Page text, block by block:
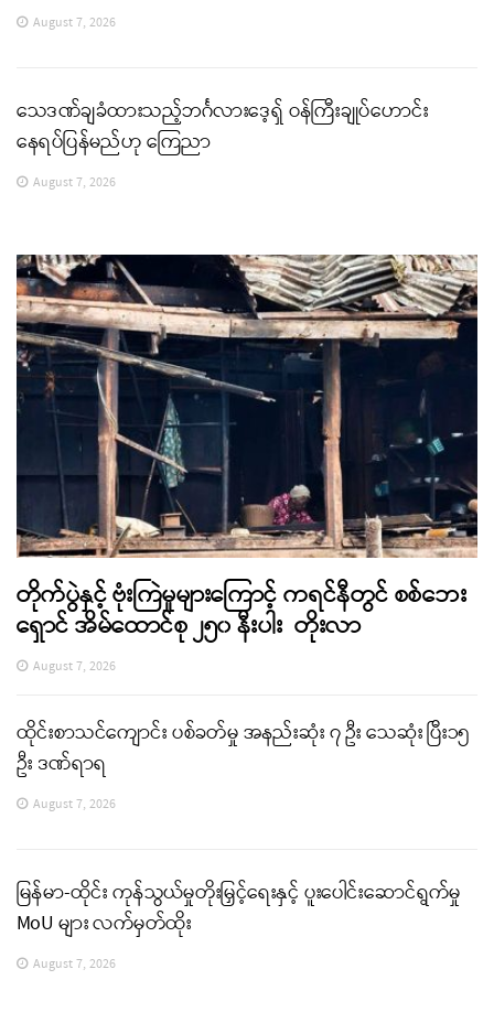
August 7, 2026
သေဒဏ်ချခံထားသည့်ဘင်္ဂလားဒေ့ရှ် ဝန်ကြီးချုပ်ဟောင်း
နေရပ်ပြန်မည်ဟု ကြေညာ
August 7, 2026
တိုက်ပွဲနှင့် ဗုံးကြဲမှုများကြောင့် ကရင်နီတွင် စစ်ဘေး
ရှောင် အိမ်ထောင်စု ၂၅၀ နီးပါး တိုးလာ
August 7, 2026
ထိုင်းစာသင်ကျောင်း ပစ်ခတ်မှု အနည်းဆုံး ၇ ဦး သေဆုံး ပြီး၁၅
ဦး ဒဏ်ရာရ
August 7, 2026
မြန်မာ-ထိုင်း ကုန်သွယ်မှုတိုးမြှင့်ရေးနှင့် ပူးပေါင်းဆောင်ရွက်မှု
MoU များ လက်မှတ်ထိုး
August 7, 2026